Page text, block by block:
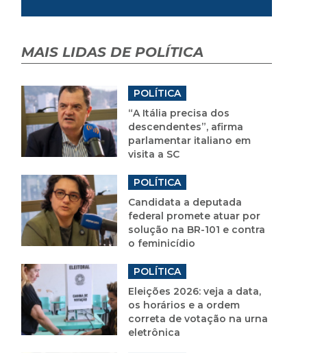
MAIS LIDAS DE POLÍTICA
POLÍTICA
“A Itália precisa dos
descendentes”, afirma
parlamentar italiano em
visita a SC
POLÍTICA
Candidata a deputada
federal promete atuar por
solução na BR-101 e contra
o feminicídio
POLÍTICA
Eleições 2026: veja a data,
os horários e a ordem
correta de votação na urna
eletrônica